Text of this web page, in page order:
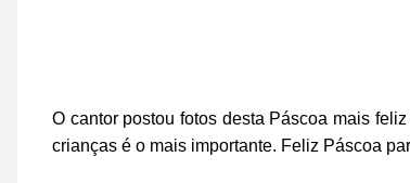
O cantor postou fotos desta Páscoa mais
crianças é o mais importante. Feliz Páscoa